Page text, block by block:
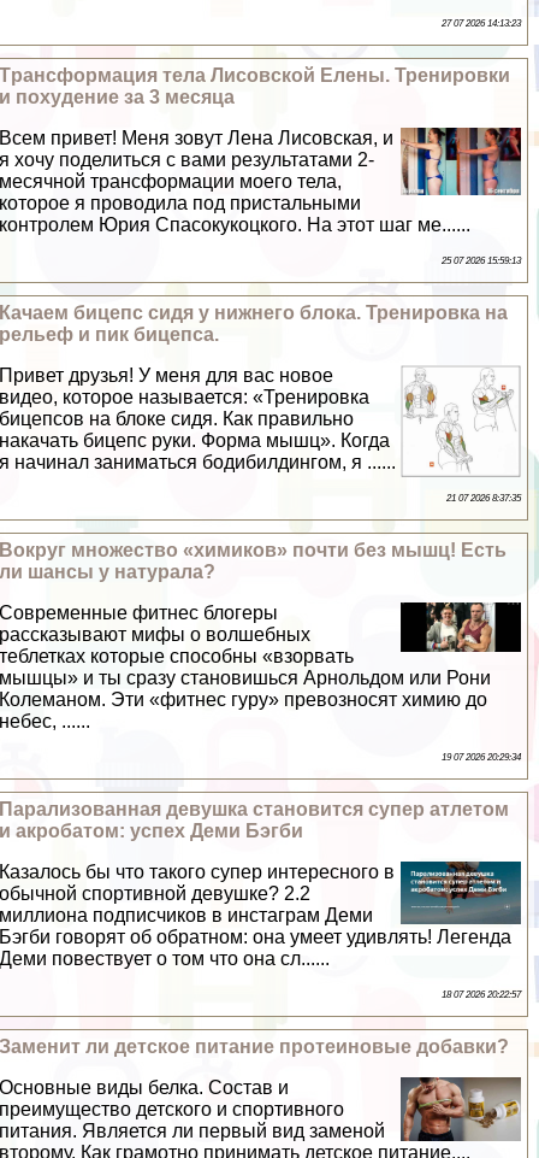
27 07 2026 14:13:23
Tрaнcформация тела Лисовской Елены. Тренировки
и похудение за 3 месяца
Всем привет! Меня зовут Лена Лисовская, и
я хочу поделиться с вами результатами 2-
мecячной трaнcформации моего тела,
которое я проводила под пристальными
контролем Юрия Спасокукоцкого. На этот шаг ме......
25 07 2026 15:59:13
Качаем бицепс сидя у нижнего блока. Тренировка на
рельеф и пик бицепса.
Привет друзья! У меня для вас новое
видео, которое называется: «Тренировка
бицепсов на блоке сидя. Как правильно
накачать бицепс руки. Форма мышц». Когда
я начинал заниматься бодибилдингом, я ......
21 07 2026 8:37:35
Вокруг множество «химиков» почти без мышц! Есть
ли шансы у натурала?
Современные фитнес блогеры
рассказывают мифы о волшебных
тeблетках которые способны «взорвать
мышцы» и ты сразу становишься Арнольдом или Рони
Колеманом. Эти «фитнес гуру» превозносят химию до
небес, ......
19 07 2026 20:29:34
Парализованная дeвyшка становится супер атлетом
и акробатом: успех Деми Бэгби
Казалось бы что такого супер интересного в
обычной спортивной дeвyшке? 2.2
миллиона подписчиков в инстаграм Деми
Бэгби говорят об обратном: она умеет удивлять! Легенда
Деми повествует о том что она сл......
18 07 2026 20:22:57
Заменит ли детское питание протеиновые добавки?
Основные виды белка. Состав и
преимущество детского и спортивного
питания. Является ли первый вид заменой
второму. Как грамотно принимать детское питание....